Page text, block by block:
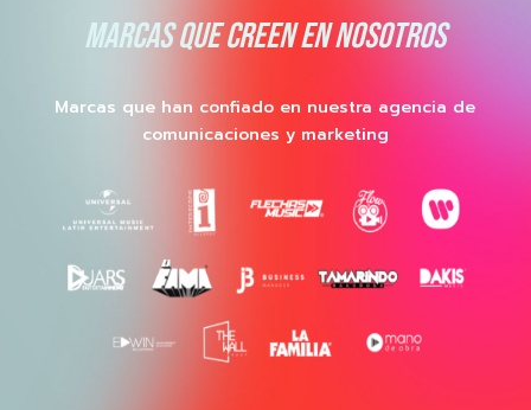
MARCAS QUE CREEN EN NOSOTROS
Marcas que han confiado en nuestra agencia de
comunicaciones y marketing